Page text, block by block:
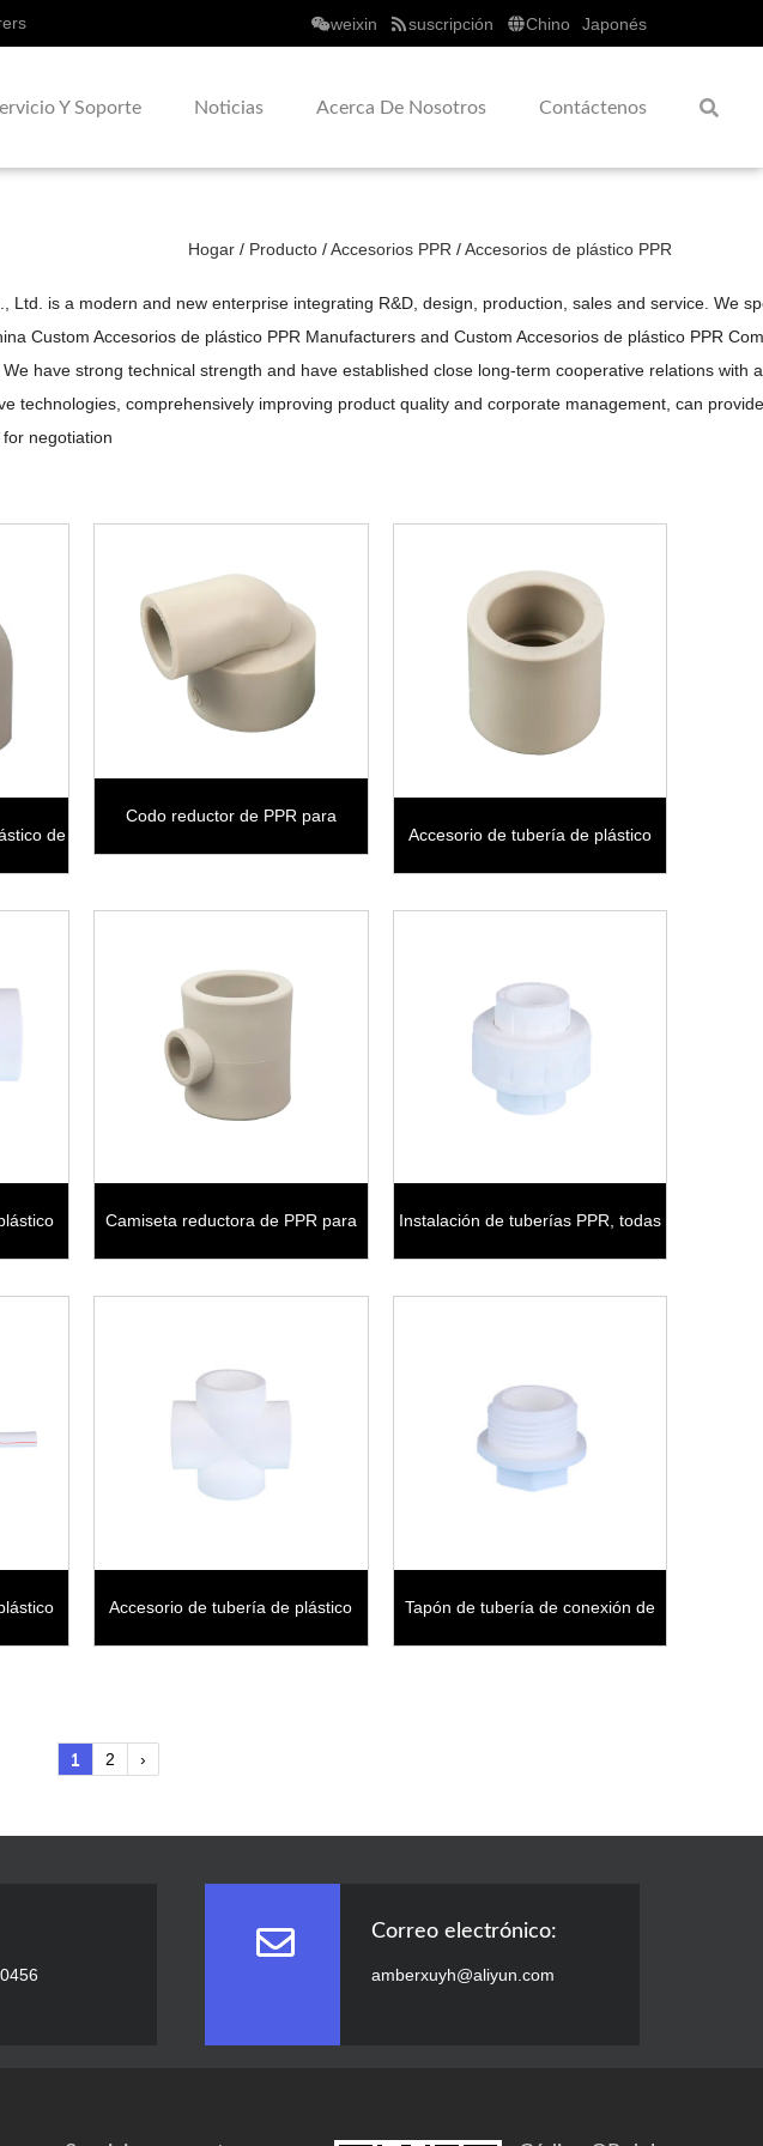
weixin suscripción Chino Japonés
Y Soporte Noticias Acerca De Nosotros Contáctenos
Hogar / Producto /Accesorios PPR /Accesorios de plástico PPR
Ltd. is a modern and new enterprise integrating R&D, design, production, sales and service. We
Custom Accesorios de plástico PPR Manufacturers and Custom Accesorios de plástico PPR
have strong technical strength and have established close long-term cooperative relations with
technologies, comprehensively improving product quality and corporate management, can
negotiation
de
45
Codo reductor de PPR para
Accesorio de tubería de plástico
para acoplamiento PPR
Camiseta reductora de PPR para
montaje de tuberías de plástico
Instalación de tuberías PPR, todas
las uniones de plástico
Accesorio de tubería de plástico Tapón de tubería de conexión de
1 2 ›
Correo electrónico:
amberxuyh@aliyun.com